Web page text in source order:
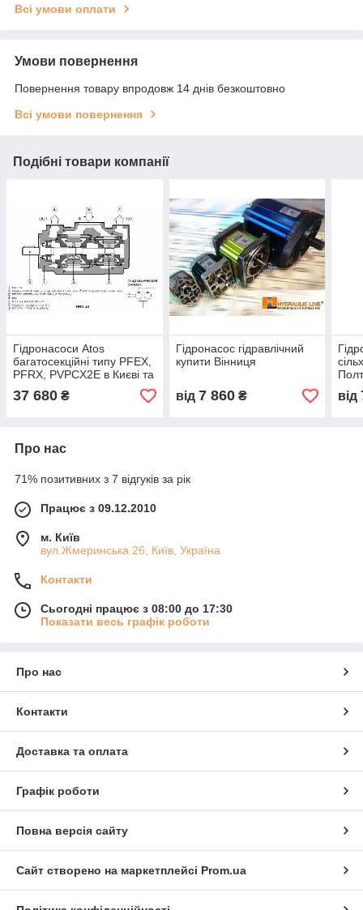
Всі умови оплати
Умови повернення
Повернення товару впродовж 14 днів безкоштовно
Всі умови повернення
Подібні товари компанії
Гідронасоси Atos
багатосекційні типу PFEX,
PFRX, PVPCX2E в Києві та
Україні від Гідравлік Лайн
37 680 ₴
Гідронасос гідравлічний
купити Вінниця
від 7 860₴ від
Про нас
71% позитивних з 7 відгуків за рік
Працює з 09.12.2010
м. Київ
вул.Жмеринська 26, Київ, Україна
Контакти
Сьогодні працює з 08:00 до 17:30
Показати весь графік роботи
Про нас
Контакти
Доставка та оплата
Графік роботи
Повна версія сайту
Сайт створено на маркетплейсі Prom.ua